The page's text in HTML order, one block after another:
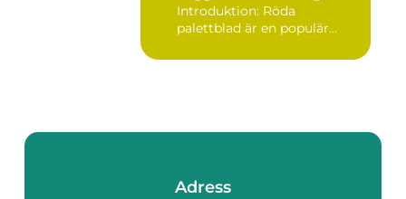
Introduktion: Röda
palettblad är en populär
Adress